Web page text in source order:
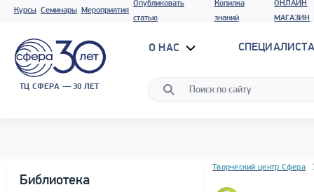
Курсы Семинары Мероприятия
Опубликовать
статью
Копилка
знаний
ОНЛАЙН
МАГАЗИН
ТЦ СФЕРА — 30 ЛЕТ
О НАС
Библиотека
Блок новостей
Творческий центр Сфера